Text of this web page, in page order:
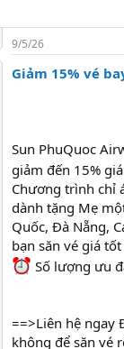
9/5/26
Giảm 15% vé
Sun PhuQuoc
giảm đến 15%
Chương trình chỉ
dành tặng Mẹ
Quốc, Đà Nẵng,
bạn săn vé giá
Số lượng ưu
==>Liên hệ ngay
không để săn vé